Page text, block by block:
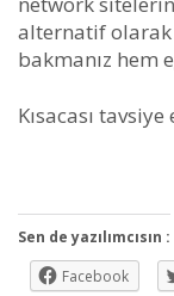
alternatif olarak
bakmanız hem
Kısacası
Sen de yazılımcısın :
Facebook